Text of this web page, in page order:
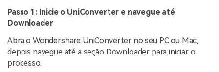
Passo 1: Inicie o UniConverter e navegue até
Downloader
Abra o Wondershare UniConverter no seu PC ou Mac,
depois navegue até a seção Downloader para iniciar o
processo.